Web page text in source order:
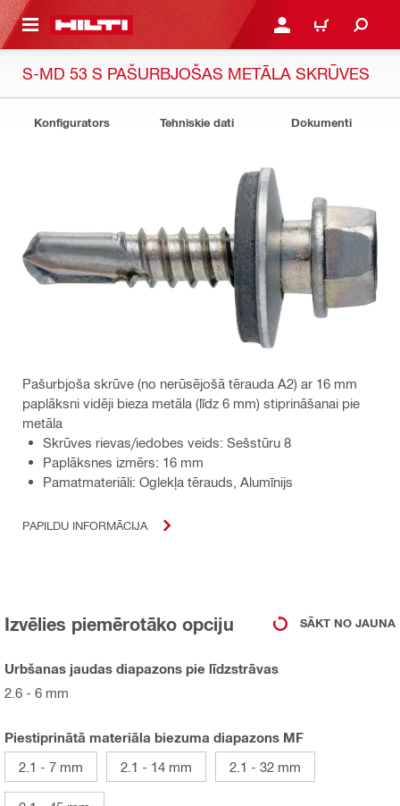
SATURU PIESLĒGTIES VAI
IEPIRKŠANĀS
S-MD 53 S PAŠURBJOŠAS METĀLA SKRŪVES
Konfigurators Tehniskie dati Dokumenti
Pašurbjoša skrūve (no nerūsējošā tērauda A2) ar 16 mm
paplāksni vidēji bieza metāla (līdz 6 mm) stiprināšanai pie
metāla
Skrūves rievas/iedobes veids: Sešstūru 8
Paplāksnes izmērs: 16 mm
Pamatmateriāli: Oglekļa tērauds, Alumīnijs
PAPILDU INFORMĀCIJA
Izvēlies piemērotāko opciju SĀKT NO JAUNA
Urbšanas jaudas diapazons pie līdzstrāvas
2.6 - 6 mm
Piestiprinātā materiāla biezuma diapazons MF
2.1 - 7 mm
2.1 - 14 mm 2.1 - 32 mm